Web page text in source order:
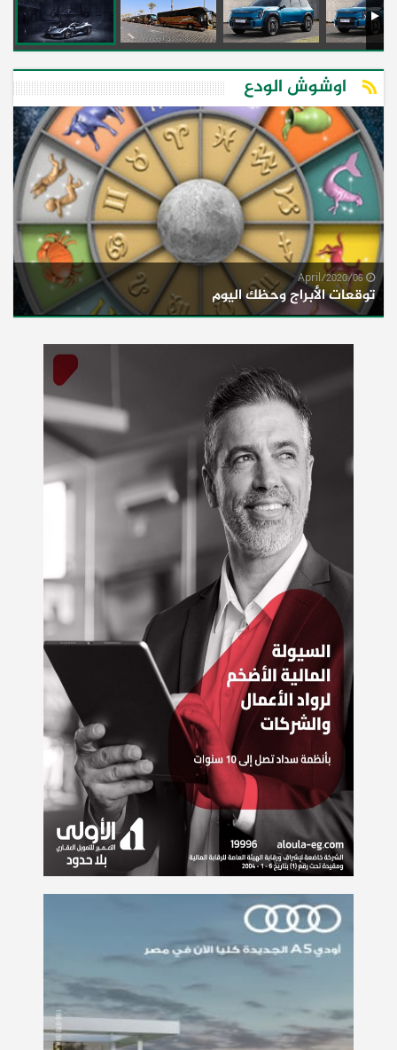
اوشوش الودع
توقعات الأبراج وحظك اليوم